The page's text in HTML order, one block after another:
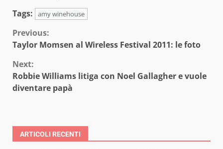
Tags:
amy winehouse
Continue
Reading
Previous:
Taylor Momsen al Wireless Festival 2011: le foto
Next:
Robbie Williams litiga con Noel Gallagher e vuole
diventare papà
ARTICOLI RECENTI